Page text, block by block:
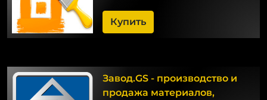
Купить
Завод.GS - производство и
продажа материалов,